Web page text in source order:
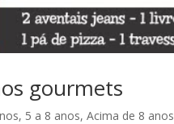
gourmets
, 5 a 8 anos, Acima de 8 anos